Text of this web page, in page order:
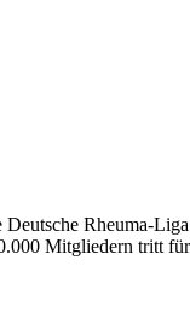
Rheuma-
Mitgliedern tritt